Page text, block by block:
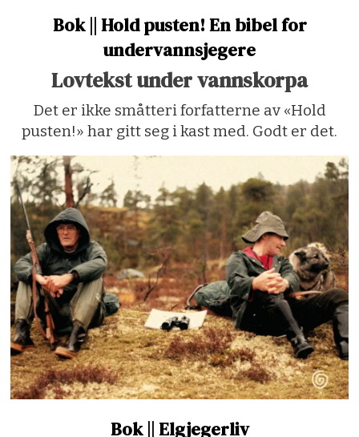
Bok || Hold pusten! En bibel for
undervannsjegere
Lovtekst under vannskorpa
Det er ikke småtteri forfatterne av «Hold
pusten!» har gitt seg i kast med. Godt er det.
Bok || Elgjegerliv